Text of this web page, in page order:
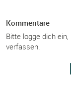
Kommentare
Bitte logge dich
verfassen.